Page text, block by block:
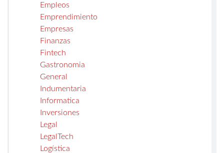
Empleos
Emprendimiento
Empresas
Finanzas
Fintech
Gastronomia
General
Indumentaria
Informatica
Inversiones
Legal
LegalTech
Logística